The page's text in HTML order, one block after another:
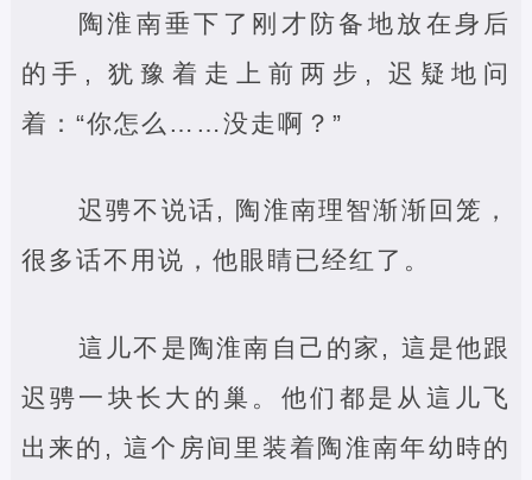
陶淮南垂下了刚才防备地放在身后
的手, 犹豫着走上前两步, 迟疑地问
着：“你怎么……没走啊？”
迟骋不说话, 陶淮南理智渐渐回笼，
很多话不用说，他眼睛已经红了。
這儿不是陶淮南自己的家, 這是他跟
迟骋一块长大的巢。他们都是从這儿飞
出来的, 這个房间里装着陶淮南年幼時的